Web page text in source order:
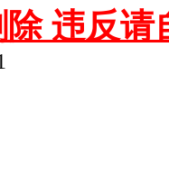
除 违反